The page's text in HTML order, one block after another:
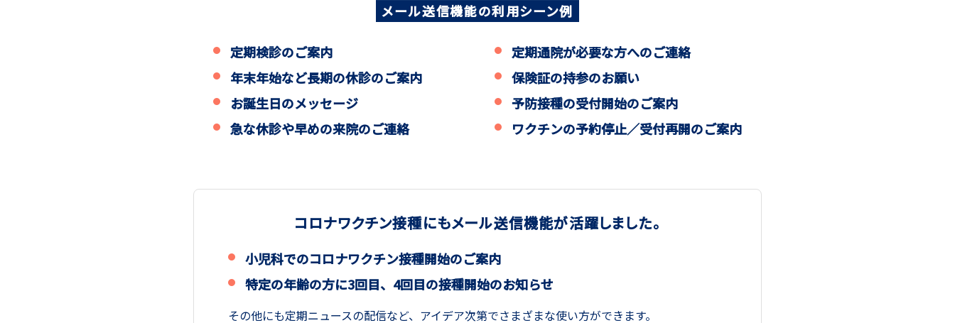
メール送信機能の利用シーン例
定期検診のご案内
年末年始など長期の休診のご案内
お誕生日のメッセージ
急な休診や早めの来院のご連絡
定期通院が必要な方へのご連絡
保険証の持参のお願い
予防接種の受付開始のご案内
ワクチンの予約停止／受付再開のご案内
コロナワクチン接種にもメール送信機能が活躍しました。
小児科でのコロナワクチン接種開始のご案内
特定の年齢の方に3回目、4回目の接種開始のお知らせ
その他にも定期ニュースの配信など、アイデア次第でさまざまな使い方ができます。